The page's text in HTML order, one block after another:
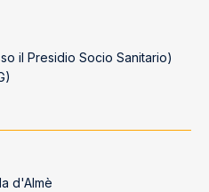
il Presidio Socio Sanitario)
d'Almè